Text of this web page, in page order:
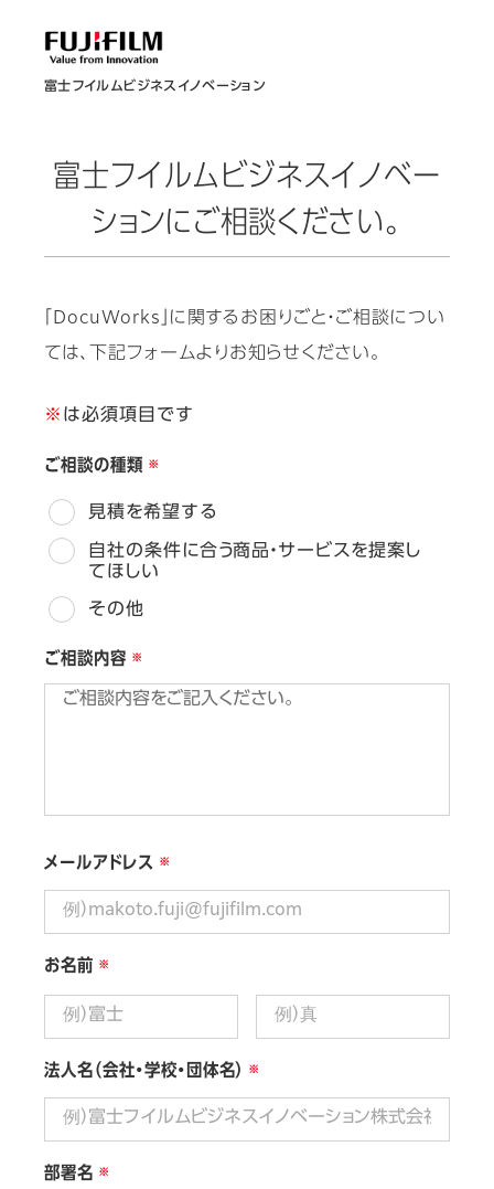
富士フイルムビジネスイノベーション
富士フイルムビジネスイノベー
ションにご相談ください。
「DocuWorks」に関するお困りごと・ご相談につい
ては、下記フォームよりお知らせください。
※ は必須項目です
ご相談の種類
見積を希望する
自社の条件に合う商品・サービスを提案し
てほしい
その他
ご相談内容
メールアドレス
お名前
法人名（会社・学校・団体名）
部署名